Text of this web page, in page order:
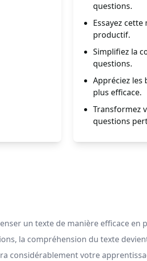
questions.
Essayez
productif.
Simplifiez la
questions.
Appréciez
plus efficace.
Transformez
questions
un texte de manière efficace
la compréhension du texte
considérablement votre